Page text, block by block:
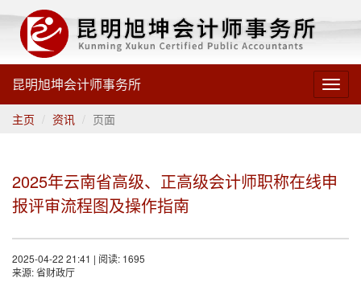
昆明旭坤会计师事务所
主页 资讯 页面
2025年云南省高级、正高级会计师职称在线申
报评审流程图及操作指南
2025-04-22 21:41 | 阅读: 1695
来源: 省财政厅